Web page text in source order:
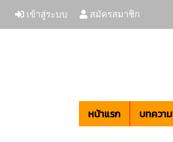
เข้าสู่ระบบ สมัครสมาชิก
หน้าแรก บทความ